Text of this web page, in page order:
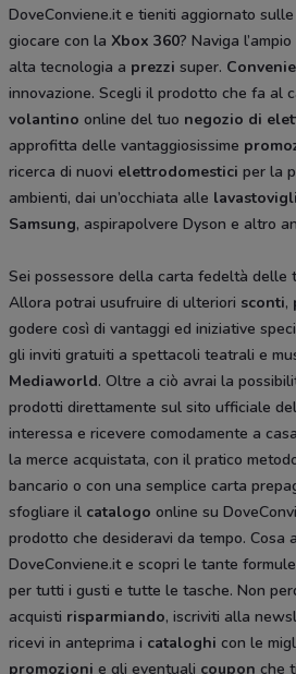
DoveConviene.it e tieniti aggiornato
giocare con la Xbox 360? Naviga
alta tecnologia a prezzi super.
innovazione. Scegli il prodotto che fa al
volantino online del tuo negozio di
approfitta delle vantaggiosissime
ricerca di nuovi elettrodomestici per la
ambienti, dai un’occhiata alle
Samsung, aspirapolvere Dyson e altro
Sei possessore della carta fedeltà delle
Allora potrai usufruire di ulteriori sconti,
godere così di vantaggi ed iniziative
gli inviti gratuiti a spettacoli teatrali e
Mediaworld. Oltre a ciò avrai la
prodotti direttamente sul sito ufficiale
interessa e ricevere comodamente a
la merce acquistata, con il pratico
bancario o con una semplice carta
sfogliare il catalogo online su
prodotto che desideravi da tempo. Cosa
DoveConviene.it e scopri le tante
per tutti i gusti e tutte le tasche. Non
acquisti risparmiando, iscriviti alla
ricevi in anteprima i cataloghi con le
promozioni e gli eventuali coupon che